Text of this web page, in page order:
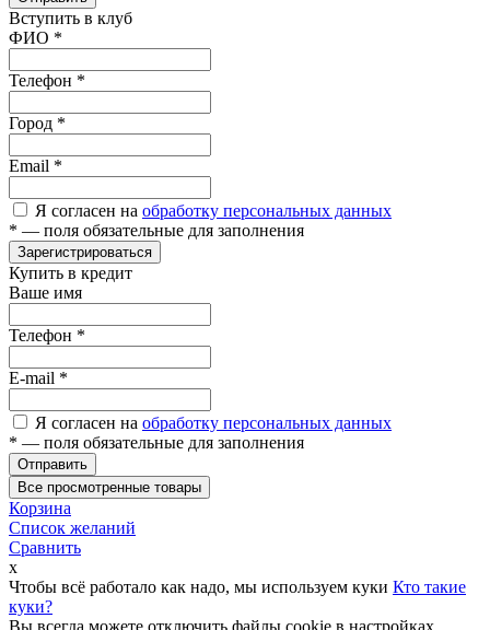
Вступить в клуб
ФИО *
Телефон *
Город *
Email *
Я согласен на обработку персональных данных
* — поля обязательные для заполнения
Зарегистрироваться
Купить в кредит
Ваше имя
Телефон *
E-mail *
Я согласен на обработку персональных данных
* — поля обязательные для заполнения
Отправить
Все просмотренные товары
Корзина
Список желаний
Сравнить
x
Чтобы всё работало как надо, мы используем куки Кто такие
куки?